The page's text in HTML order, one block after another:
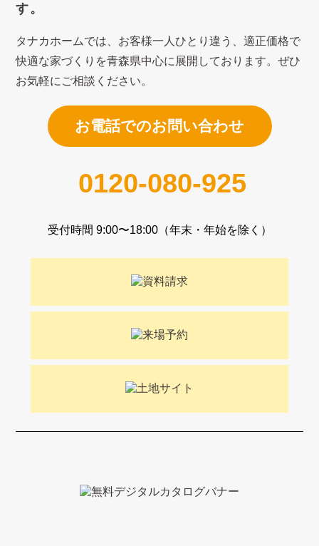
す。
タナカホームでは、お客様一人ひとり違う、適正価格で
快適な家づくり を青森県中心に展開しております。ぜひ
お気軽にご相談ください。
お電話でのお問い合わせ
0120-080-925
受付時間 9:00〜18:00（年末・年始を除く）